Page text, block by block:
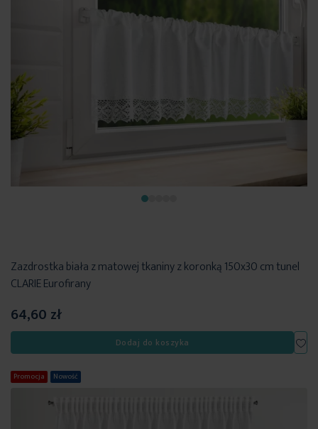
Zazdrostka biała z matowej tkaniny z koronką 150x30 cm tunel
CLARIE Eurofirany
64,60 zł
Dodaj do koszyka
Promocja Nowość